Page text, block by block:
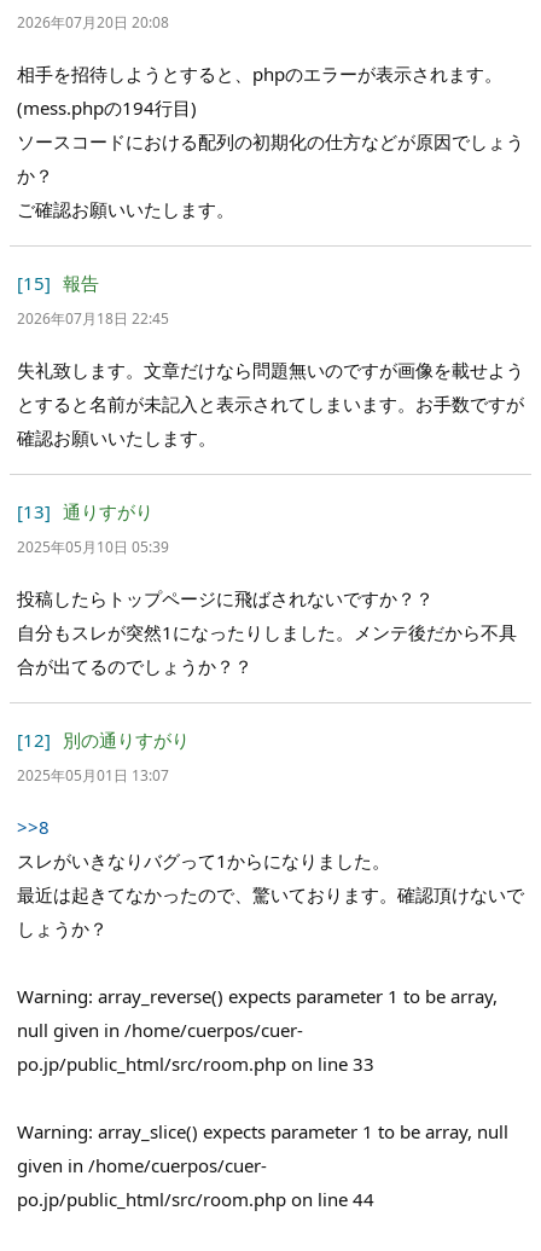
2026年07月20日 20:08
相手を招待しようとすると、phpのエラーが表示されます。
(mess.phpの194行目)
ソースコードにおける配列の初期化の仕方などが原因でしょう
か？
ご確認お願いいたします。
[15] 報告
2026年07月18日 22:45
失礼致します。文章だけなら問題無いのですが画像を載せよう
とすると名前が未記入と表示されてしまいます。お手数ですが
確認お願いいたします。
[13] 通りすがり
2025年05月10日 05:39
投稿したらトップページに飛ばされないですか？？
自分もスレが突然1になったりしました。メンテ後だから不具
合が出てるのでしょうか？？
[12] 別の通りすがり
2025年05月01日 13:07
>>8
スレがいきなりバグって1からになりました。
最近は起きてなかったので、驚いております。確認頂けないで
しょうか？
Warning: array_reverse() expects parameter 1 to be array,
null given in /home/cuerpos/cuer-
po.jp/public_html/src/room.php on line 33
Warning: array_slice() expects parameter 1 to be array, null
given in /home/cuerpos/cuer-
po.jp/public_html/src/room.php on line 44